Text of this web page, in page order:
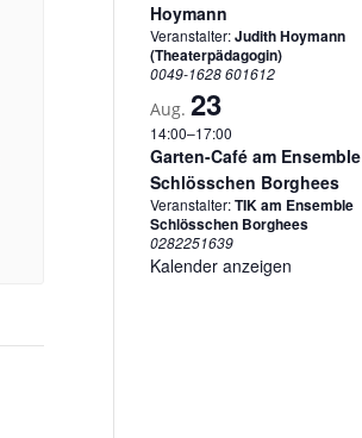
Hoymann
Veranstalter:Judith Hoymann
(Theaterpädagogin)
0049-1628 601612
Aug.23
14:00–17:00
Garten-Café am Ensemble
Schlösschen Borghees
Veranstalter:TIK am Ensemble
Schlösschen Borghees
0282251639
Kalender anzeigen